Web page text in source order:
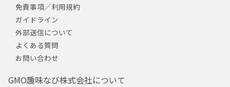
免責事項／利用規約
ガイドライン
外部送信について
よくある質問
お問い合わせ
GMO趣味なび株式会社について